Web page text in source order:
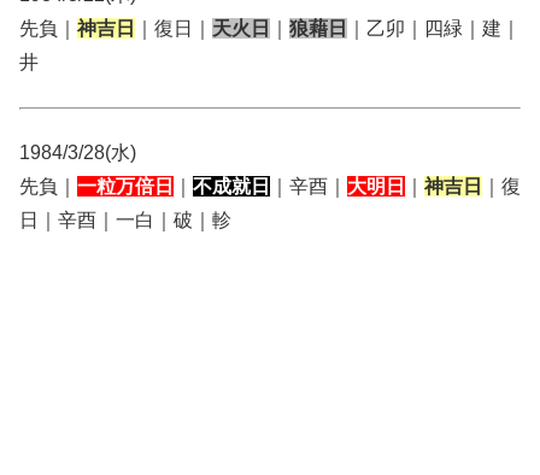
先負｜ 神吉日 ｜復日｜ 天火日 狼藉日
｜乙卯｜四緑｜建｜
井
1984/3/28(水)
先負｜ 一粒万倍日 不成就日 ｜辛酉｜ 大明日 神吉日
｜復
日｜辛酉｜一白｜破｜軫